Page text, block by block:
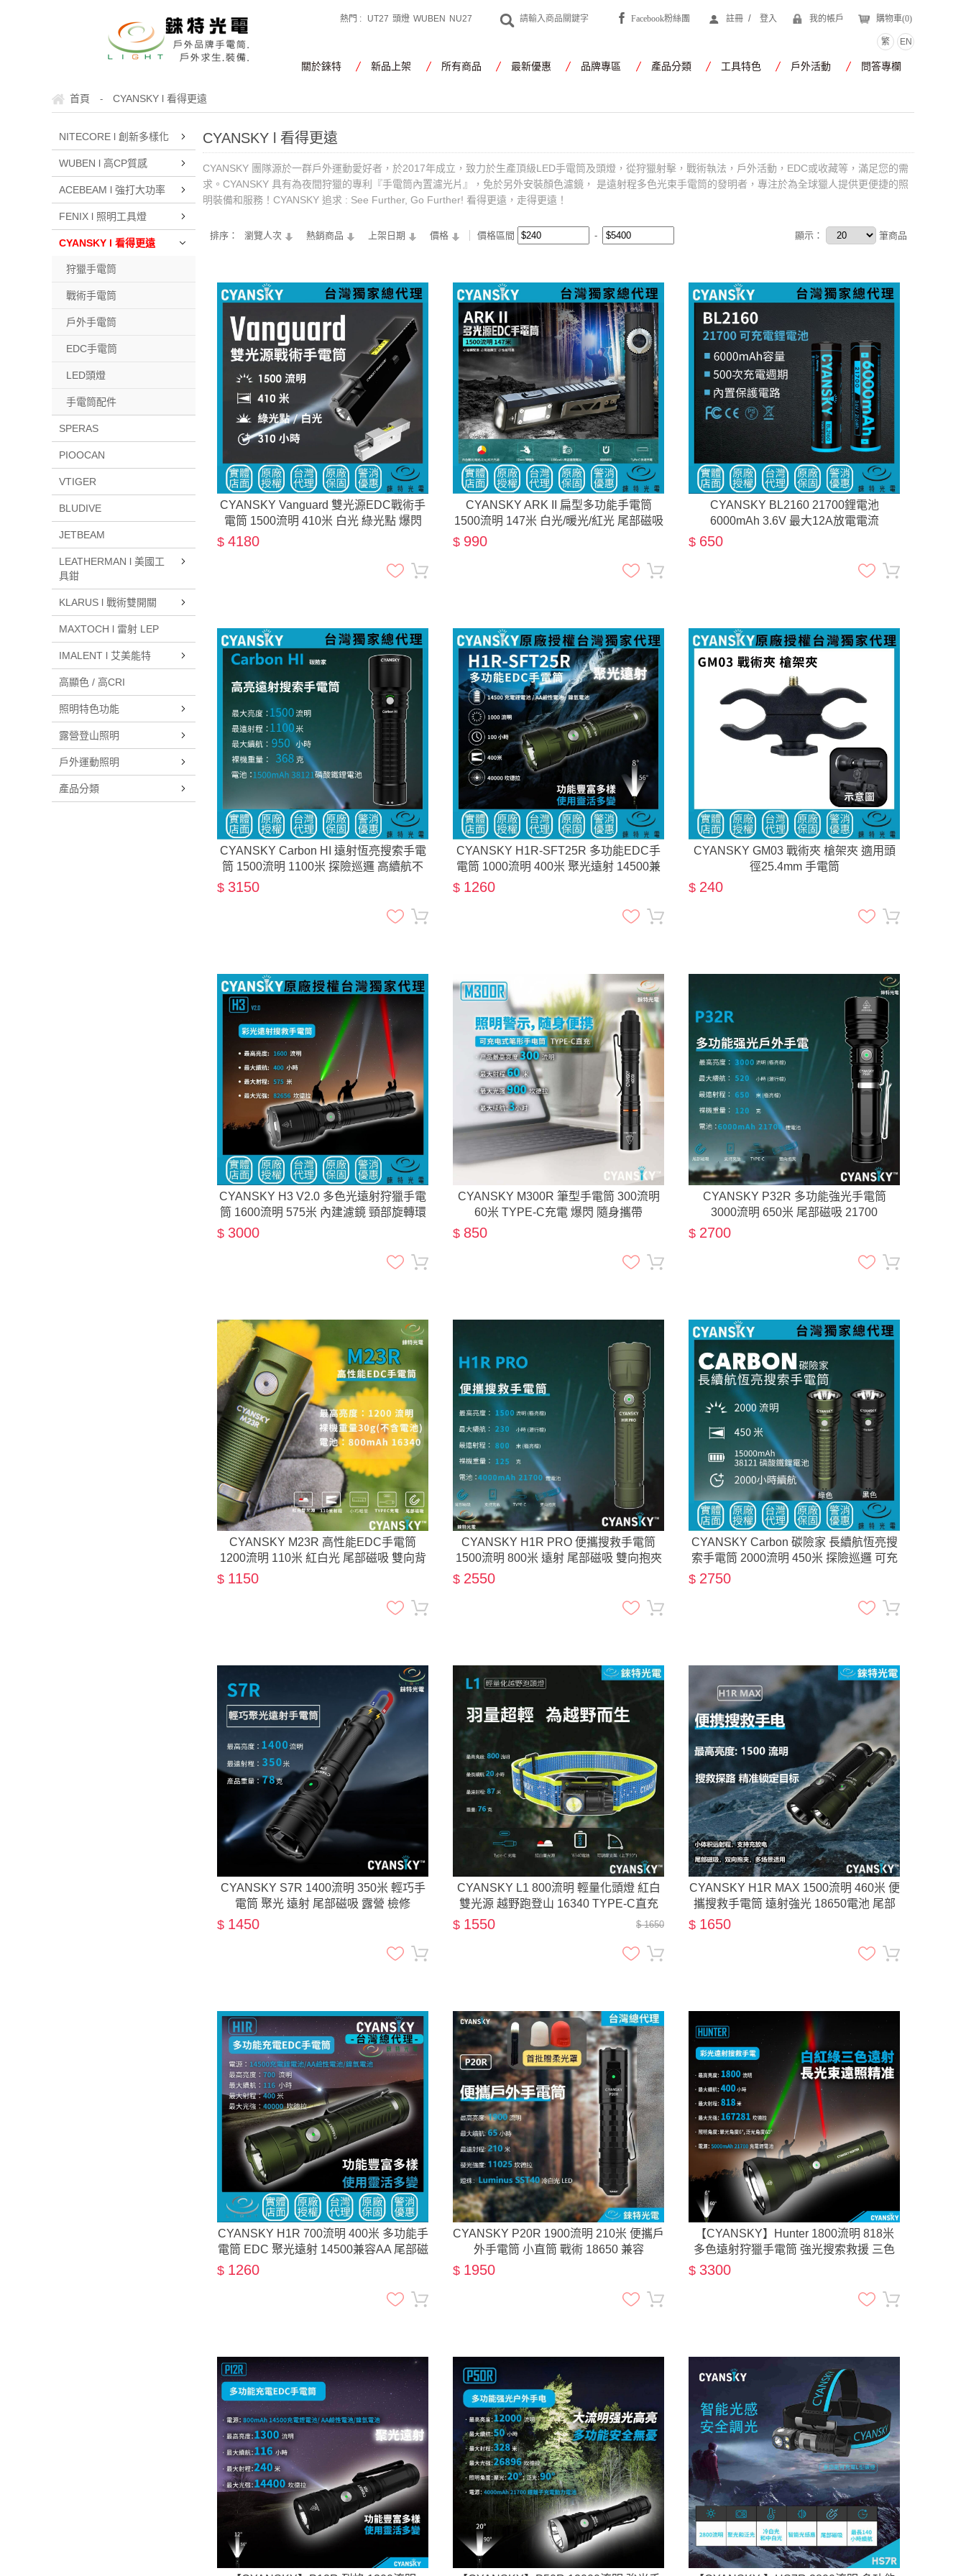
熱門 : UT27 頭燈 WUBEN NU27 Facebook粉絲團 註冊 / 登入 我的帳戶 購物車(0)
繁 EN
關於錸特 新品上架 所有商品 最新優惠 品牌專區 產品分類 工具特色 戶外活動 問答專欄
首頁 - CYANSKY l 看得更遠
NITECORE l 創新多樣化
WUBEN l 高CP質感
ACEBEAM l 強打大功率
FENIX l 照明工具燈
CYANSKY l 看得更遠
狩獵手電筒
戰術手電筒
戶外手電筒
EDC手電筒
LED頭燈
手電筒配件
SPERAS
PIOOCAN
VTIGER
BLUDIVE
JETBEAM
LEATHERMAN l 美國工
具鉗
KLARUS l 戰術雙開關
MAXTOCH l 雷射 LEP
IMALENT l 艾美能特
高顯色 / 高CRI
照明特色功能
露營登山照明
戶外運動照明
產品分類
CYANSKY l 看得更遠
CYANSKY 團隊源於一群戶外運動愛好者，於2017年成立，致力於生產頂級LED手電筒及頭燈，從狩獵射擊，戰術執法，戶外活動，EDC或收藏等，滿足您的需
求。CYANSKY 具有為夜間狩獵的專利『手電筒內置濾光片』，免於另外安裝顏色濾鏡， 是遠射程多色光束手電筒的發明者，專注於為全球獵人提供更便捷的照
明裝備和服務！CYANSKY 追求 : See Further, Go Further! 看得更遠，走得更遠！
排序： 瀏覽人次 熱銷商品 上架日期 價格 價格區間 顯示： 筆商品
CYANSKY Vanguard 雙光源EDC戰術手
電筒 1500流明 410米 白光 綠光點 爆閃
$4180
CYANSKY ARK II 扁型多功能手電筒
1500流明 147米 白光/暖光/紅光 尾部磁吸
$ 990
CYANSKY BL2160 21700鋰電池
6000mAh 3.6V 最大12A放電電流
$ 650
CYANSKY Carbon HI 遠射恆亮搜索手電
筒 1500流明 1100米 探險巡邏 高續航不
$ 3150
CYANSKY H1R-SFT25R 多功能EDC手
電筒 1000流明 400米 聚光遠射 14500兼
$ 1260
CYANSKY GM03 戰術夾 槍架夾 適用頭
徑25.4mm 手電筒
$ 240
CYANSKY H3 V2.0 多色光遠射狩獵手電
筒 1600流明 575米 內建濾鏡 頸部旋轉環
$ 3000
CYANSKY M300R 筆型手電筒 300流明
60米 TYPE-C充電 爆閃 隨身攜帶
$ 850
CYANSKY P32R 多功能強光手電筒
3000流明 650米 尾部磁吸 21700
$ 2700
CYANSKY M23R 高性能EDC手電筒
1200流明 110米 紅白光 尾部磁吸 雙向背
$ 1150
CYANSKY H1R PRO 便攜搜救手電筒
1500流明 800米 遠射 尾部磁吸 雙向抱夾
$ 2550
CYANSKY Carbon 碳險家 長續航恆亮搜
索手電筒 2000流明 450米 探險巡邏 可充
$ 2750
CYANSKY S7R 1400流明 350米 輕巧手
電筒 聚光 遠射 尾部磁吸 露營 檢修
$ 1450
CYANSKY L1 800流明 輕量化頭燈 紅白
雙光源 越野跑登山 16340 TYPE-C直充
$ 1650
$ 1550
CYANSKY H1R MAX 1500流明 460米 便
攜搜救手電筒 遠射強光 18650電池 尾部
$ 1650
CYANSKY H1R 700流明 400米 多功能手
電筒 EDC 聚光遠射 14500兼容AA 尾部磁
$ 1260
CYANSKY P20R 1900流明 210米 便攜戶
外手電筒 小直筒 戰術 18650 兼容
$ 1950
【CYANSKY】Hunter 1800流明 818米
多色遠射狩獵手電筒 強光搜索救援 三色
$ 3300